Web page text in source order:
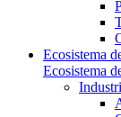
Ecosistema
Ecosistema